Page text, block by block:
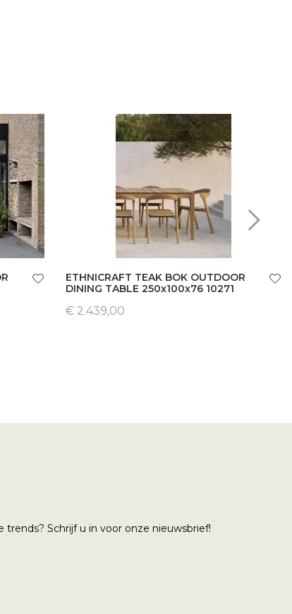
ETHNICRAFT TEAK BOK OUTDOOR
DINING TABLE 250x100x76 10271
€ 2.439,00
Schrijf u in voor onze nieuwsbrief!